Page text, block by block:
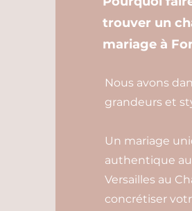
trouver un
mariage à
Nous avons
grandeurs et
Un mariage
authentique
Versailles au
concrétiser